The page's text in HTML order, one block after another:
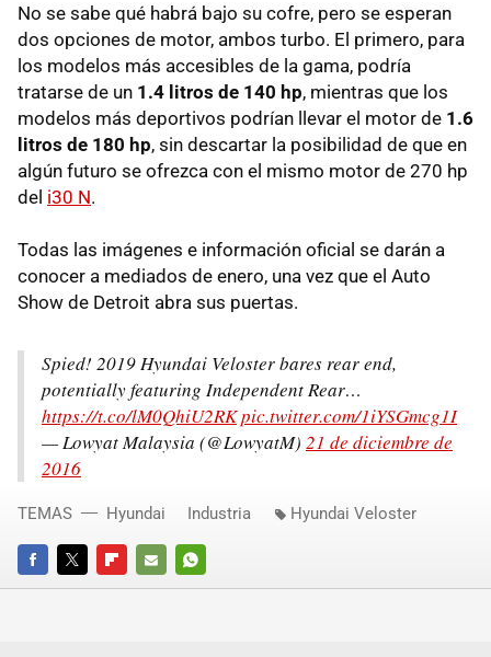
No se sabe qué habrá bajo su cofre, pero se esperan
dos opciones de motor, ambos turbo. El primero, para
los modelos más accesibles de la gama, podría
tratarse de un 1.4 litros de 140 hp, mientras que los
modelos más deportivos podrían llevar el motor de 1.6
litros de 180 hp, sin descartar la posibilidad de que en
algún futuro se ofrezca con el mismo motor de 270 hp
del i30 N.
Todas las imágenes e información oficial se darán a
conocer a mediados de enero, una vez que el Auto
Show de Detroit abra sus puertas.
Spied! 2019 Hyundai Veloster bares rear end,
potentially featuring Independent Rear…
https://t.co/lM0QhiU2RKpic.twitter.com/1iYSGmcg1I
— Lowyat Malaysia (@LowyatM) 21 de diciembre de
2016
FACEBOOKTWITTERFLIPBOARD
E-
WHATSAPP
TEMAS Hyundai Industria Hyundai Veloster